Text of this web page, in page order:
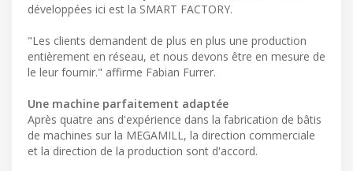
développées ici est la SMART FACTORY.
"Les clients demandent de plus en plus une production
entièrement en réseau, et nous devons être en mesure de
le leur fournir." affirme Fabian Furrer.
Une machine parfaitement adaptée
Après quatre ans d'expérience dans la fabrication de bâtis
de machines sur la MEGAMILL, la direction commerciale
et la direction de la production sont d'accord.